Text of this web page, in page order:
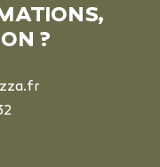
?